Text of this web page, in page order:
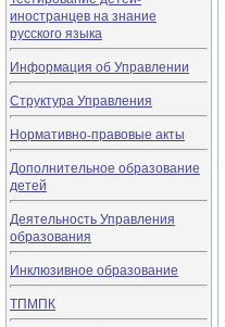
иностранцев на знание
русского языка
Информация об Управлении
Структура Управления
Нормативно-правовые акты
Дополнительное образование
детей
Деятельность Управления
образования
Инклюзивное образование
ТПМПК